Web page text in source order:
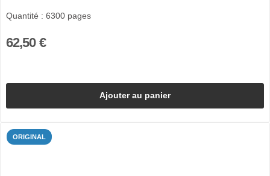
Quantité : 6300 pages
62,50 €
Ajouter au panier
ORIGINAL